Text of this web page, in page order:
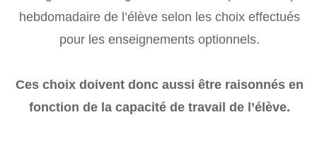
hebdomadaire de l’élève selon les choix effectués
pour les enseignements optionnels.
Ces choix doivent donc aussi être raisonnés en
fonction de la capacité de travail de l’élève.